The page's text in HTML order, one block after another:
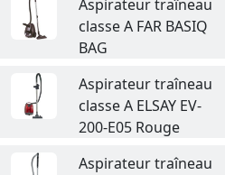
Aspirateur traîneau
classe A FAR BASIQ
BAG
Aspirateur traîneau
classe A ELSAY EV-
200-E05 Rouge
Aspirateur traîneau